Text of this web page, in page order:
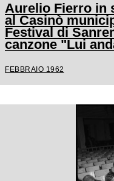
Aurelio Fierro in
al Casinò
Festival di
canzone "Lui
FEBBRAIO 1962